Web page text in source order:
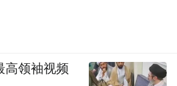
高领袖视频